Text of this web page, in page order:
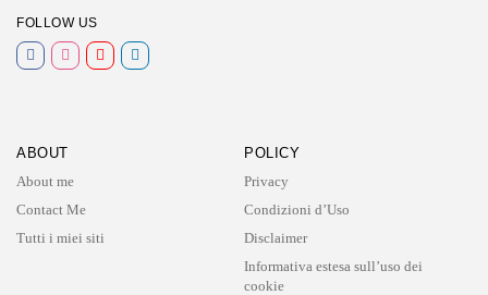
FOLLOW US
ABOUT
About me
Contact Me
Tutti i miei siti
POLICY
Privacy
Condizioni d’Uso
Disclaimer
Informativa estesa sull’uso dei
cookie